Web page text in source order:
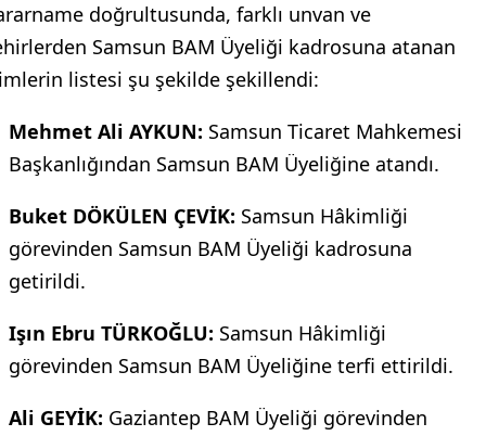
doğrultusunda, farklı unvan ve
Samsun BAM Üyeliği kadrosuna atanan
listesi şu şekilde şekillendi:
Mehmet Ali AYKUN: Samsun Ticaret Mahkemesi
Başkanlığından Samsun BAM Üyeliğine atandı.
Buket DÖKÜLEN ÇEVİK: Samsun Hâkimliği
görevinden Samsun BAM Üyeliği kadrosuna
getirildi.
Işın Ebru TÜRKOĞLU: Samsun Hâkimliği
görevinden Samsun BAM Üyeliğine terfi ettirildi.
Ali GEYİK: Gaziantep BAM Üyeliği görevinden